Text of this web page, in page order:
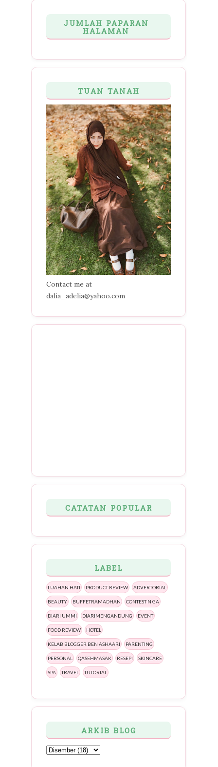
JUMLAH PAPARAN
HALAMAN
TUAN TANAH
Contact me at
dalia_adelia@yahoo.com
CATATAN POPULAR
LABEL
LUAHAN HATI PRODUCT REVIEW ADVERTORIAL
BEAUTY BUFFETRAMADHAN CONTEST N GA
DIARI UMMI DIARIMENGANDUNG EVENT
FOOD REVIEW HOTEL
KELAB BLOGGER BEN ASHAARI PARENTING
PERSONAL QASEHMASAK RESEPI SKINCARE
SPA TRAVEL TUTORIAL
ARKIB BLOG